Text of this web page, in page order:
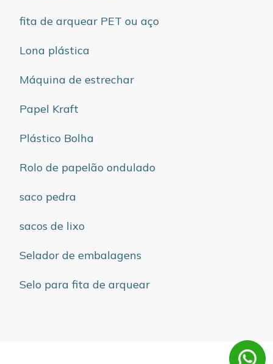
fita de arquear PET ou aço
Lona plástica
Máquina de estrechar
Papel Kraft
Plástico Bolha
Rolo de papelão ondulado
saco pedra
sacos de lixo
Selador de embalagens
Selo para fita de arquear